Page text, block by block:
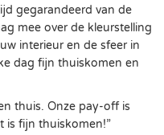
gegarandeerd van de
mee over de kleurstelling
interieur en de sfeer in
dag fijn thuiskomen en
thuis. Onze pay-off is
is fijn thuiskomen!”